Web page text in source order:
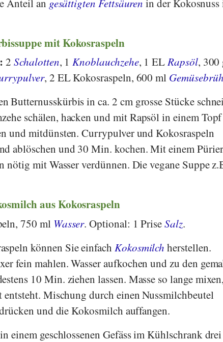
Anteil an gesättigten Fettsäuren in der Kokosnuss
mit Kokosraspeln
2Schalotten, 1Knoblauchzehe, 1 ELRapsöl, 300
, 2 EL Kokosraspeln, 600 ml
Butternusskürbis in ca. 2 cm grosse Stücke
schälen, hacken und mit Rapsöl in einem Topf
und mitdünsten. Currypulver und Kokosraspeln
ablöschen und 30 Min. kochen. Mit einem
nötig mit Wasser verdünnen. Die vegane Suppe
aus Kokosraspeln
750 ml Wasser. Optional: 1 PriseSalz.
können Sie einfach Kokosmilch herstellen.
fein mahlen. Wasser aufkochen und zu den
10 Min. ziehen lassen. Masse so lange
Mischung durch einen Nussmilchbeutel
und die Kokosmilch auffangen.
einem geschlossenen Gefäss im Kühlschrank